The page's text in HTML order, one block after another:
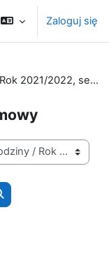
Zaloguj się
Rok 2021/2022, semestr zimowy
kursy